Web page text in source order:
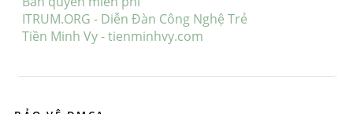
ITRUM.ORG - Diễn Đàn Công Nghệ Trẻ
Tiền Minh Vy - tienminhvy.com